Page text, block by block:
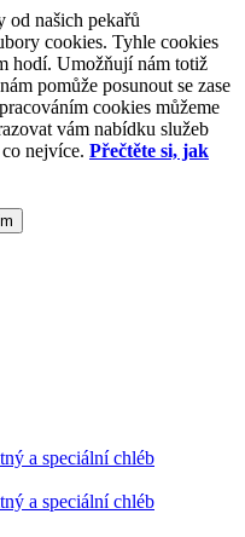
od našich pekařů
cookies. Tyhle cookies
hodí. Umožňují nám totiž
pomůže posunout se zase
cookies můžeme
vám nabídku služeb
nejvíce. Přečtěte si, jak
a speciální chléb
a speciální chléb